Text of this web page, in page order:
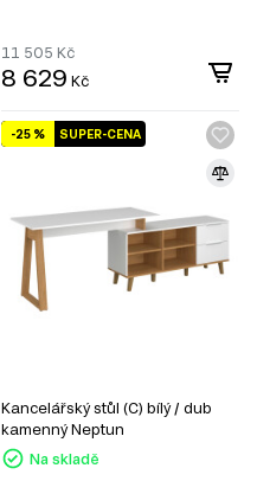
11 505 Kč
8 629 Kč
SUPER-CENA
-25 %
Kancelářský stůl (C) bílý / dub
kamenný Neptun
Na skladě